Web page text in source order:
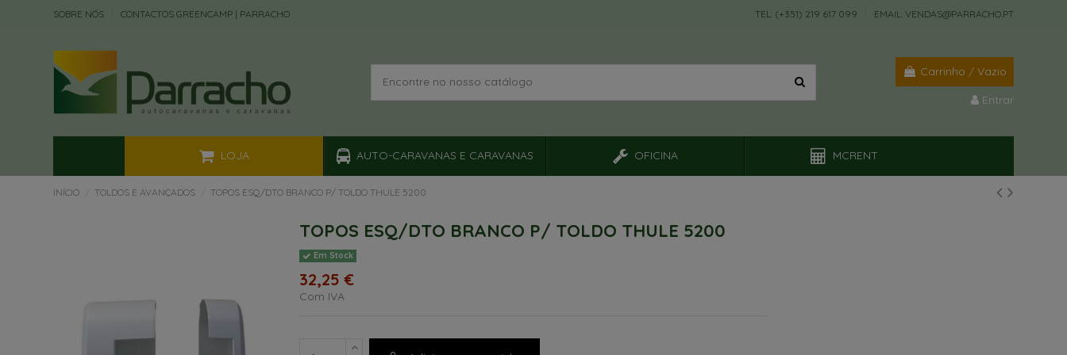
SOBRE NÓS CONTACTOS GREENCAMP | PARRACHO TEL: (+351) 219 617 099 EMAIL: VENDAS@PARRACHO.PT
Carrinho / Vazio
Entrar
LOJA AUTO-CARAVANAS E CARAVANAS OFICINA MCRENT
INÍCIO TOLDOS E AVANÇADOS TOPOS ESQ/DTO BRANCO P/ TOLDO THULE 5200
TOPOS ESQ/DTO BRANCO P/ TOLDO THULE 5200
Em Stock
32,25 €
Com IVA